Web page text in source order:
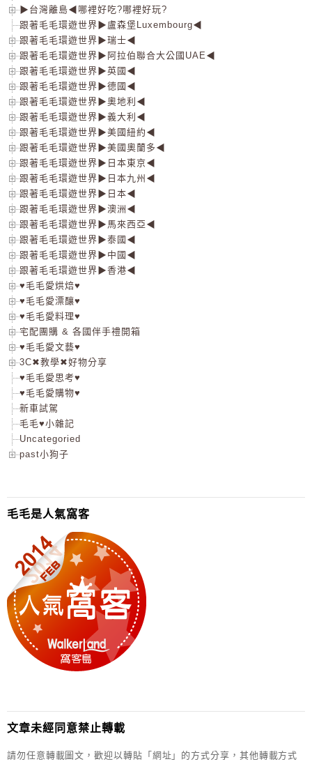
▶台灣離島◀哪裡好吃?哪裡好玩?
跟著毛毛環遊世界▶盧森堡Luxembourg◀
跟著毛毛環遊世界▶瑞士◀
跟著毛毛環遊世界▶阿拉伯聯合大公國UAE◀
跟著毛毛環遊世界▶英國◀
跟著毛毛環遊世界▶德國◀
跟著毛毛環遊世界▶奧地利◀
跟著毛毛環遊世界▶義大利◀
跟著毛毛環遊世界▶美國紐約◀
跟著毛毛環遊世界▶美國奧蘭多◀
跟著毛毛環遊世界▶日本東京◀
跟著毛毛環遊世界▶日本九州◀
跟著毛毛環遊世界▶日本◀
跟著毛毛環遊世界▶澳洲◀
跟著毛毛環遊世界▶馬來西亞◀
跟著毛毛環遊世界▶泰國◀
跟著毛毛環遊世界▶中國◀
跟著毛毛環遊世界▶香港◀
♥毛毛愛烘焙♥
♥毛毛愛漂釀♥
♥毛毛愛料理♥
宅配團購 & 各國伴手禮開箱
♥毛毛愛文藝♥
3C✖教學✖好物分享
♥毛毛愛思考♥
♥毛毛愛購物♥
新車試駕
毛毛♥小雜記
Uncategoried
past小狗子
毛毛是人氣窩客
文章未經同意禁止轉載
請勿任意轉載圖文，歡迎以轉貼「網址」的方式分享，其他轉載方式